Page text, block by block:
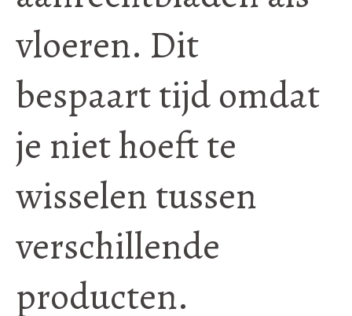
vloeren. Dit
bespaart tijd omdat
je niet hoeft te
wisselen tussen
verschillende
producten.